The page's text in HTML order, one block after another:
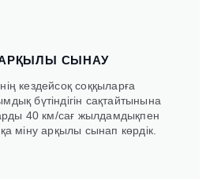
АРҚЫЛЫ СЫНАУ
кездейсоқ соққыларға
бүтіндігін сақтайтынына
40 км/сағ жылдамдықпен
міну арқылы сынап көрдік.